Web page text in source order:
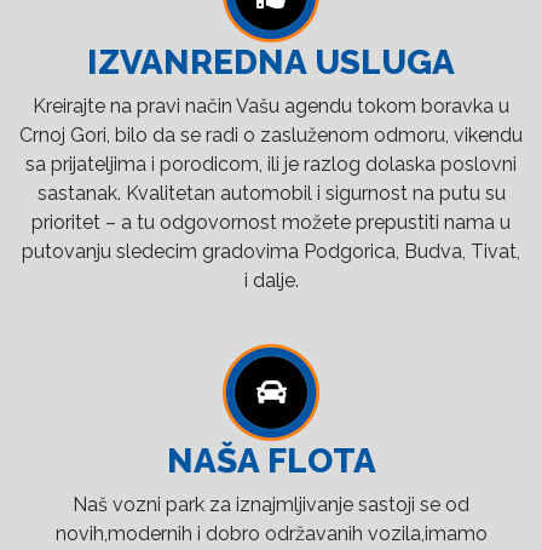
IZVANREDNA USLUGA
Kreirajte na pravi način Vašu agendu tokom boravka u
Crnoj Gori, bilo da se radi o zasluženom odmoru, vikendu
sa prijateljima i porodicom, ili je razlog dolaska poslovni
sastanak. Kvalitetan automobil i sigurnost na putu su
prioritet – a tu odgovornost možete prepustiti nama u
putovanju sledecim gradovima Podgorica, Budva, Tivat,
i dalje.
NAŠA FLOTA
Naš vozni park za iznajmljivanje sastoji se od
novih,modernih i dobro održavanih vozila,imamo